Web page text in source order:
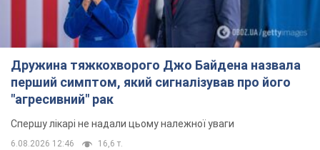
Дружина тяжкохворого Джо Байдена назвала
перший симптом, який сигналізував про його
"агресивний" рак
Спершу лікарі не надали цьому належної уваги
6.08.2026 12:46 16,6 т.